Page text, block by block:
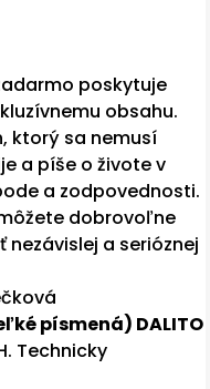
poskytuje
obsahu.
ktorý sa nemusí
a píše o živote v
a zodpovednosti.
dobrovoľne
a serióznej
písmená) DALITO
Technicky